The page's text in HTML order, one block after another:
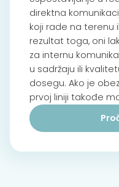
direktna
koji rade na terenu
rezultat toga, oni
za internu
u sadržaju ili
dosegu. Ako je
prvoj liniji takođe